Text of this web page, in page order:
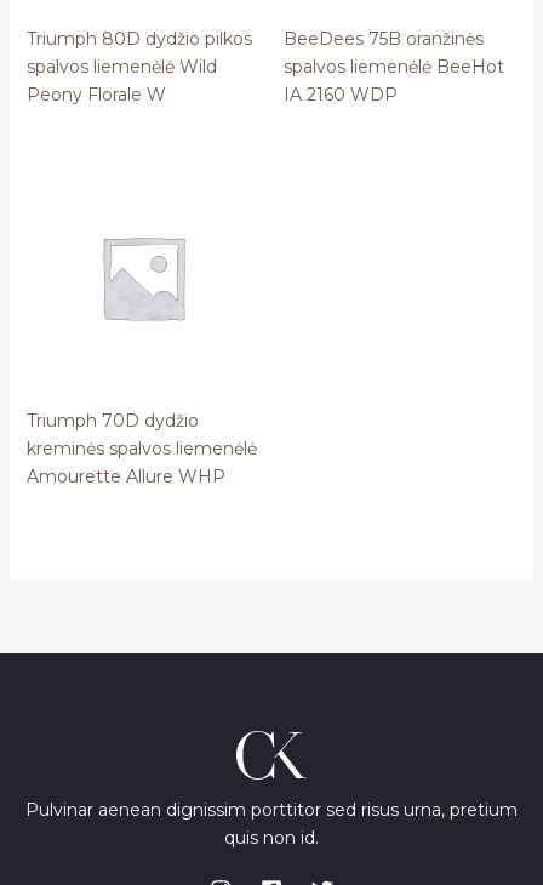
Triumph 80D dydžio pilkos
spalvos liemenėlė Wild
Peony Florale W
BeeDees 75B oranžinės
spalvos liemenėlė BeeHot
IA 2160 WDP
Triumph 70D dydžio
kreminės spalvos liemenėlė
Amourette Allure WHP
Pulvinar aenean dignissim porttitor sed risus urna, pretium
quis non id.